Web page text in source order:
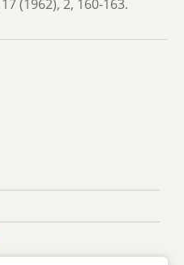
17 (1962), 2, 160-163.